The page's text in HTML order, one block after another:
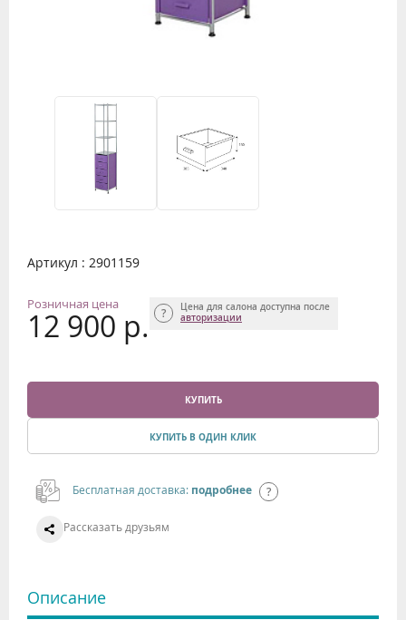
Артикул : 2901159
Розничная цена
12 900 р.
Цена для салона доступна после
авторизации
КУПИТЬ
КУПИТЬ В ОДИН КЛИК
Бесплатная доставка: подробнее
Рассказать друзьям
Описание